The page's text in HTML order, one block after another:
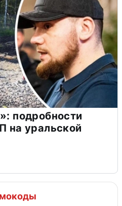
подробности
на уральской